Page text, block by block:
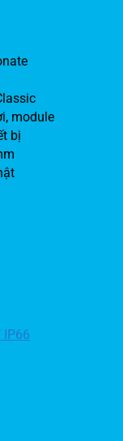
module
bị
IP66